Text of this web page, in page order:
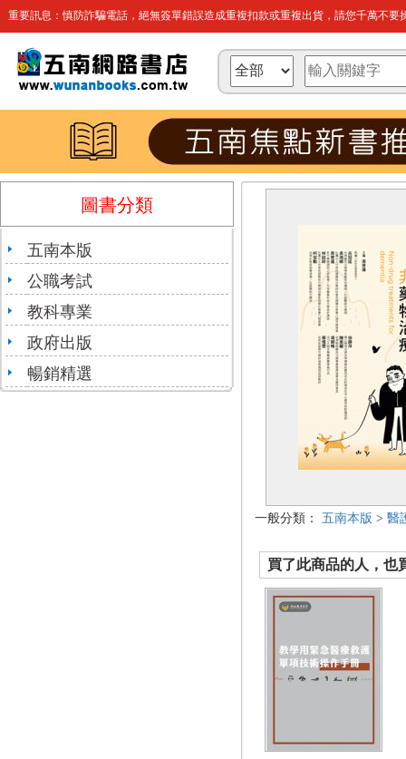
重要訊息：慎防詐騙電話，絕無簽單錯誤造成重複扣款或重複出貨，請您千萬不要
圖書分類
五南本版
公職考試
教科專業
政府出版
暢銷精選
一般分類： 五南本版 > 醫
買了此商品的人，也